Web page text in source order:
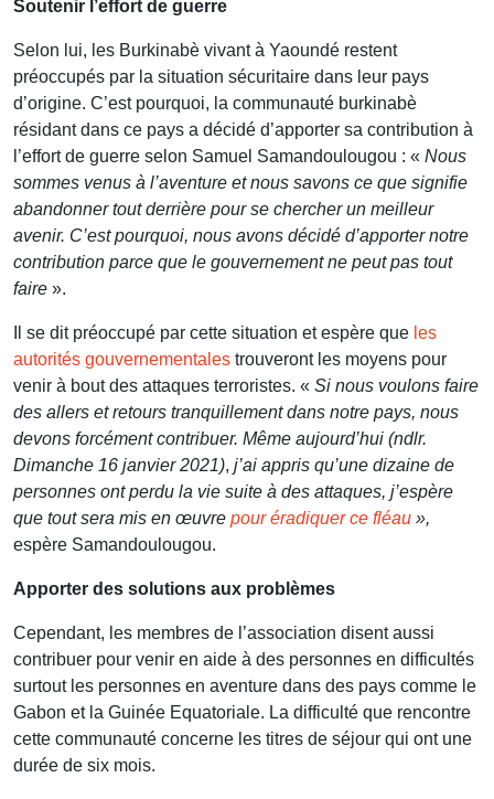
Soutenir l’effort de guerre
Selon lui, les Burkinabè vivant à Yaoundé restent
préoccupés par la situation sécuritaire dans leur pays
d’origine. C’est pourquoi, la communauté burkinabè
résidant dans ce pays a décidé d’apporter sa contribution à
l’effort de guerre selon Samuel Samandoulougou : « Nous
sommes venus à l’aventure et nous savons ce que signifie
abandonner tout derrière pour se chercher un meilleur
avenir. C’est pourquoi, nous avons décidé d’apporter notre
contribution parce que le gouvernement ne peut pas tout
faire ».
Il se dit préoccupé par cette situation et espère que les
autorités gouvernementales trouveront les moyens pour
venir à bout des attaques terroristes. « Si nous voulons faire
des allers et retours tranquillement dans notre pays, nous
devons forcément contribuer. Même aujourd’hui (ndlr.
Dimanche 16 janvier 2021), j’ai appris qu’une dizaine de
personnes ont perdu la vie suite à des attaques, j’espère
que tout sera mis en œuvre pour éradiquer ce fléau »,
espère Samandoulougou.
Apporter des solutions aux problèmes
Cependant, les membres de l’association disent aussi
contribuer pour venir en aide à des personnes en difficultés
surtout les personnes en aventure dans des pays comme le
Gabon et la Guinée Equatoriale. La difficulté que rencontre
cette communauté concerne les titres de séjour qui ont une
durée de six mois.